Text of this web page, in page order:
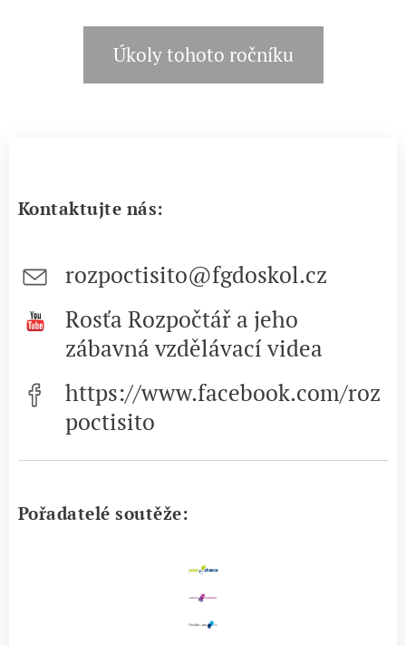
Úkoly tohoto ročníku
Kontaktujte nás:
rozpoctisito@fgdoskol.cz
Rosťa Rozpočtář a jeho
zábavná vzdělávací videa
https://www.facebook.com/roz
poctisito
Pořadatelé soutěže: